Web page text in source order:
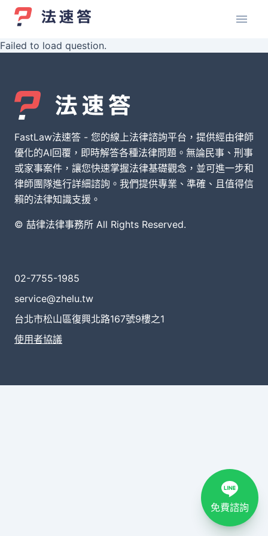
Failed to load question.
FastLaw法速答 - 您的線上法律諮詢平台，提供經由律師
優化的AI回覆，即時解答各種法律問題。無論民事、刑事
或家事案件，讓您快速掌握法律基礎觀念，並可進一步和
律師團隊進行詳細諮詢。我們提供專業、準確、且值得信
賴的法律知識支援。
© 喆律法律事務所 All Rights Reserved.
02-7755-1985
service@zhelu.tw
台北市松山區復興北路167號9樓之1
使用者協議
免費諮詢